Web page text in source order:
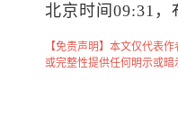
北京时间09:31
【免责声明】本文仅代表
或完整性提供任何明示或